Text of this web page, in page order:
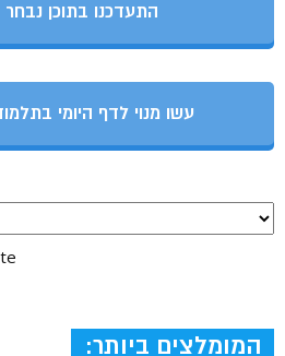
התעדכנו בתוכן
עשו מנוי לדף היומי
המומלצים ביותר: